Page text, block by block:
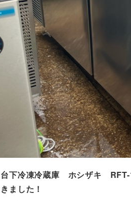
台下冷凍冷蔵庫 ホシザキ
きました！